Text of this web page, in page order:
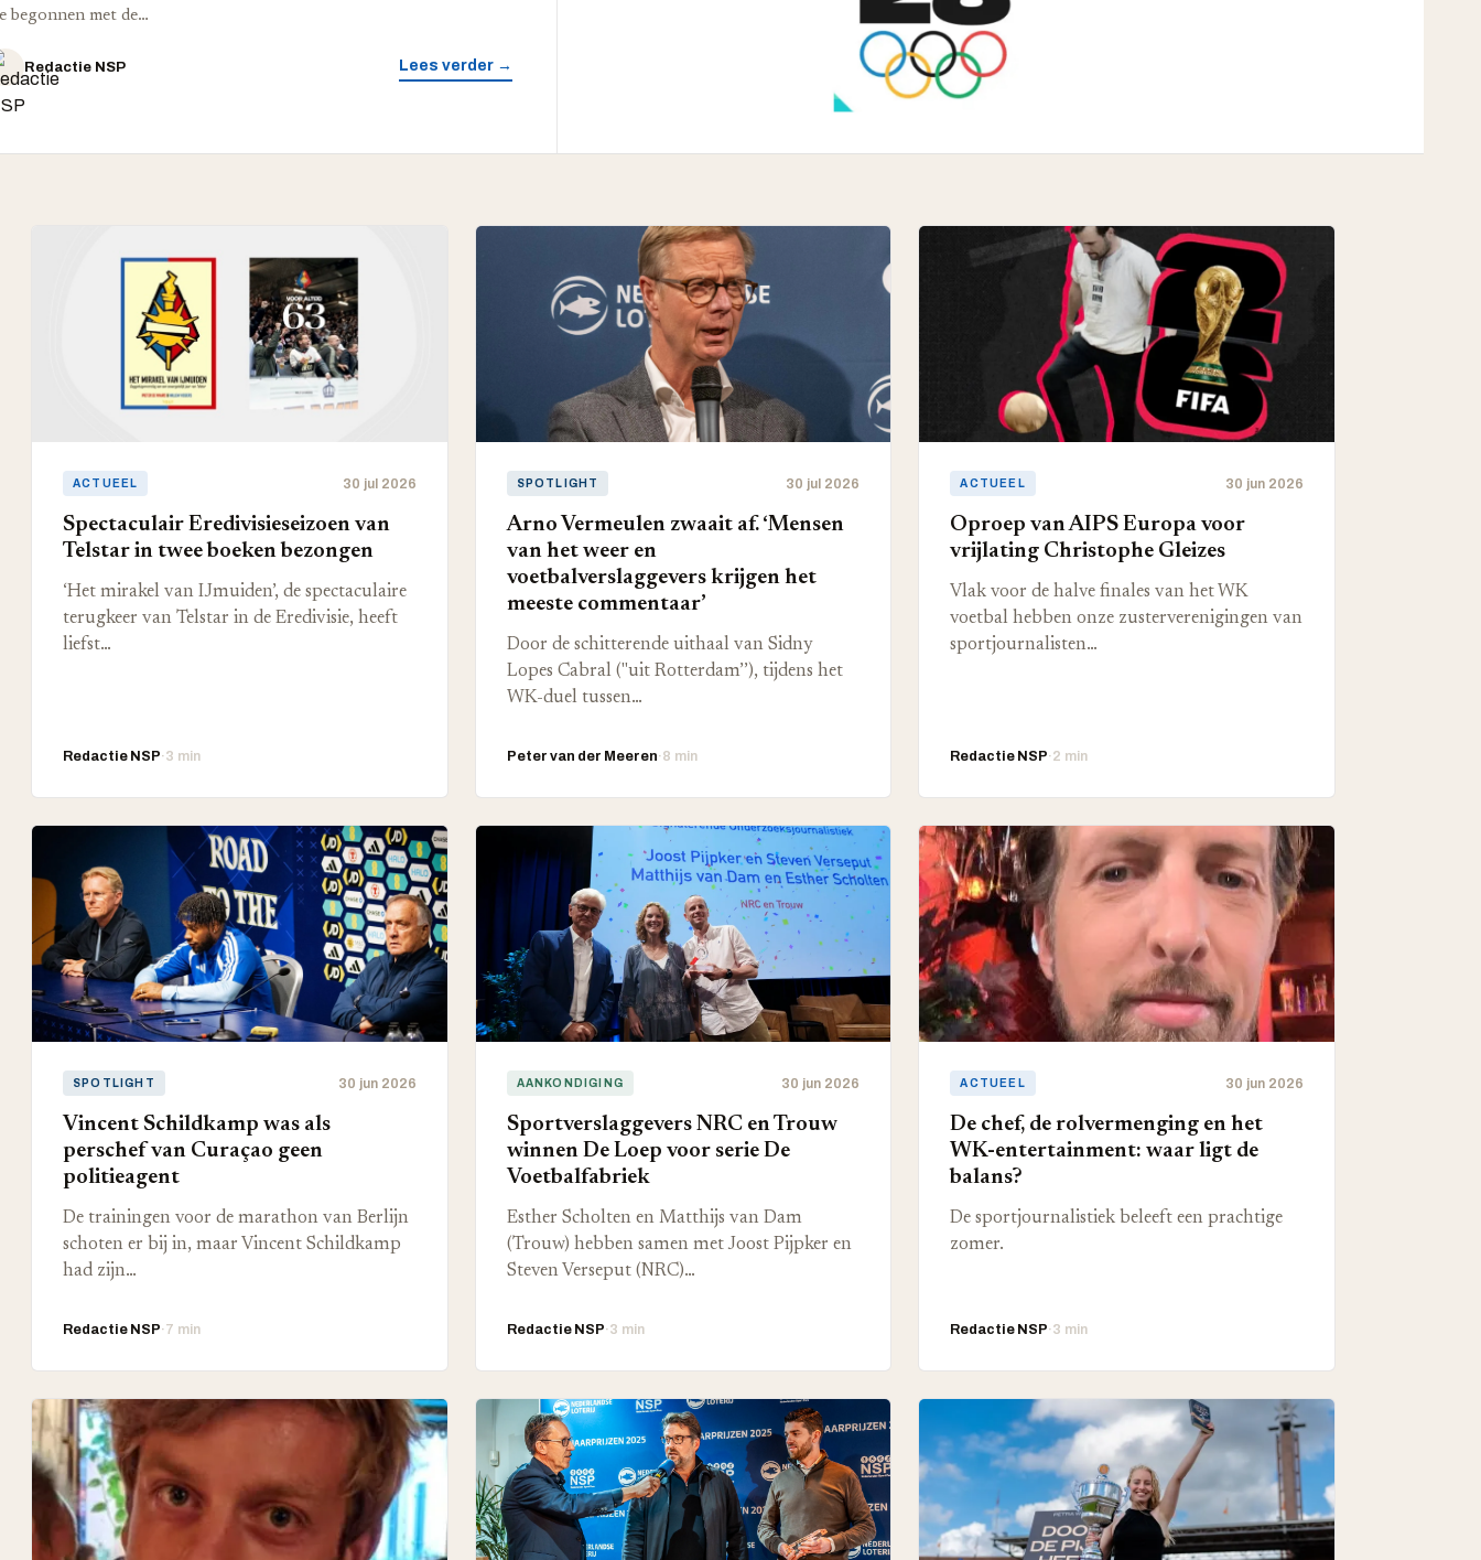
begonnen met de…
Redactie NSP Lees verder →
ACTUEEL 30 jul 2026
Spectaculair Eredivisieseizoen van
Telstar in twee boeken bezongen
‘Het mirakel van IJmuiden’, de spectaculaire
terugkeer van Telstar in de Eredivisie, heeft
liefst…
Redactie NSP·3 min
SPOTLIGHT 30 jul 2026
Arno Vermeulen zwaait af. ‘Mensen
van het weer en
voetbalverslaggevers krijgen het
meeste commentaar’
Door de schitterende uithaal van Sidny
Lopes Cabral ("uit Rotterdam’’), tijdens het
WK-duel tussen…
Peter van der Meeren·8 min
ACTUEEL 30 jun 2026
Oproep van AIPS Europa voor
vrijlating Christophe Gleizes
Vlak voor de halve finales van het WK
voetbal hebben onze zusterverenigingen van
sportjournalisten…
Redactie NSP·2 min
SPOTLIGHT 30 jun 2026
Vincent Schildkamp was als
perschef van Curaçao geen
politieagent
De trainingen voor de marathon van Berlijn
schoten er bij in, maar Vincent Schildkamp
had zijn…
Redactie NSP·7 min
AANKONDIGING 30 jun 2026
Sportverslaggevers NRC en Trouw
winnen De Loep voor serie De
Voetbalfabriek
Esther Scholten en Matthijs van Dam
(Trouw) hebben samen met Joost Pijpker en
Steven Verseput (NRC)…
Redactie NSP·3 min
ACTUEEL 30 jun 2026
De chef, de rolvermenging en het
WK-entertainment: waar ligt de
balans?
De sportjournalistiek beleeft een prachtige
zomer.
Redactie NSP·3 min